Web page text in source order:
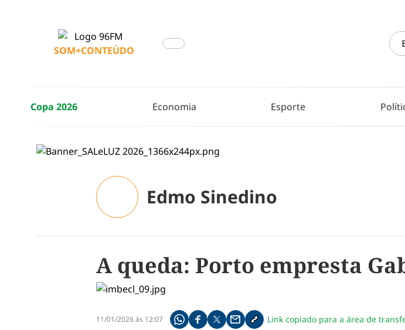
SOM+CONTEÚDO
Copa 2026 Economia Esporte
Edmo Sinedino
A queda: Porto empresta
11/01/2026 às 12:07 Compartilhe pelo whatsapp
Compartilhar no facebook
Compartilhar no twitter
Compartilhe pelo email
Copiar link da notícia
Link copiado para a área de